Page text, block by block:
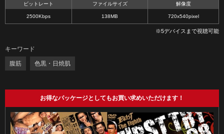
ビットレート ファイルサイズ 解像度
2500Kbps 138MB 720x540pixel
※5デバイスまで視聴可能
キーワード
腹筋 色黒・日焼肌
お得なパッケージとしてもお買い求めいただけます！